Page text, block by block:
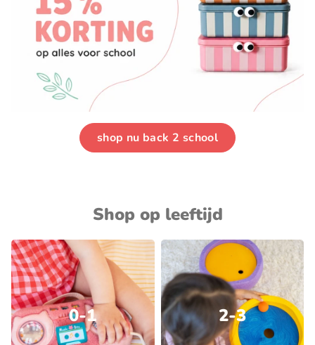
shop nu back 2 school
Shop op leeftijd
0-1 2-3